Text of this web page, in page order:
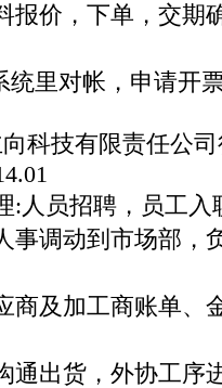
报价，下单，交期
统里对帐，申请开
科技有限责任公
:人员招聘，员工
事调动到市场部
商及加工商账单、
通出货，外协工序